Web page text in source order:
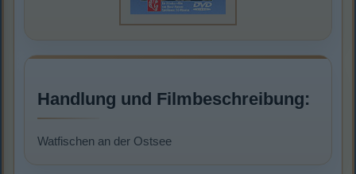
Handlung und Filmbeschreibung:
Watfischen an der Ostsee